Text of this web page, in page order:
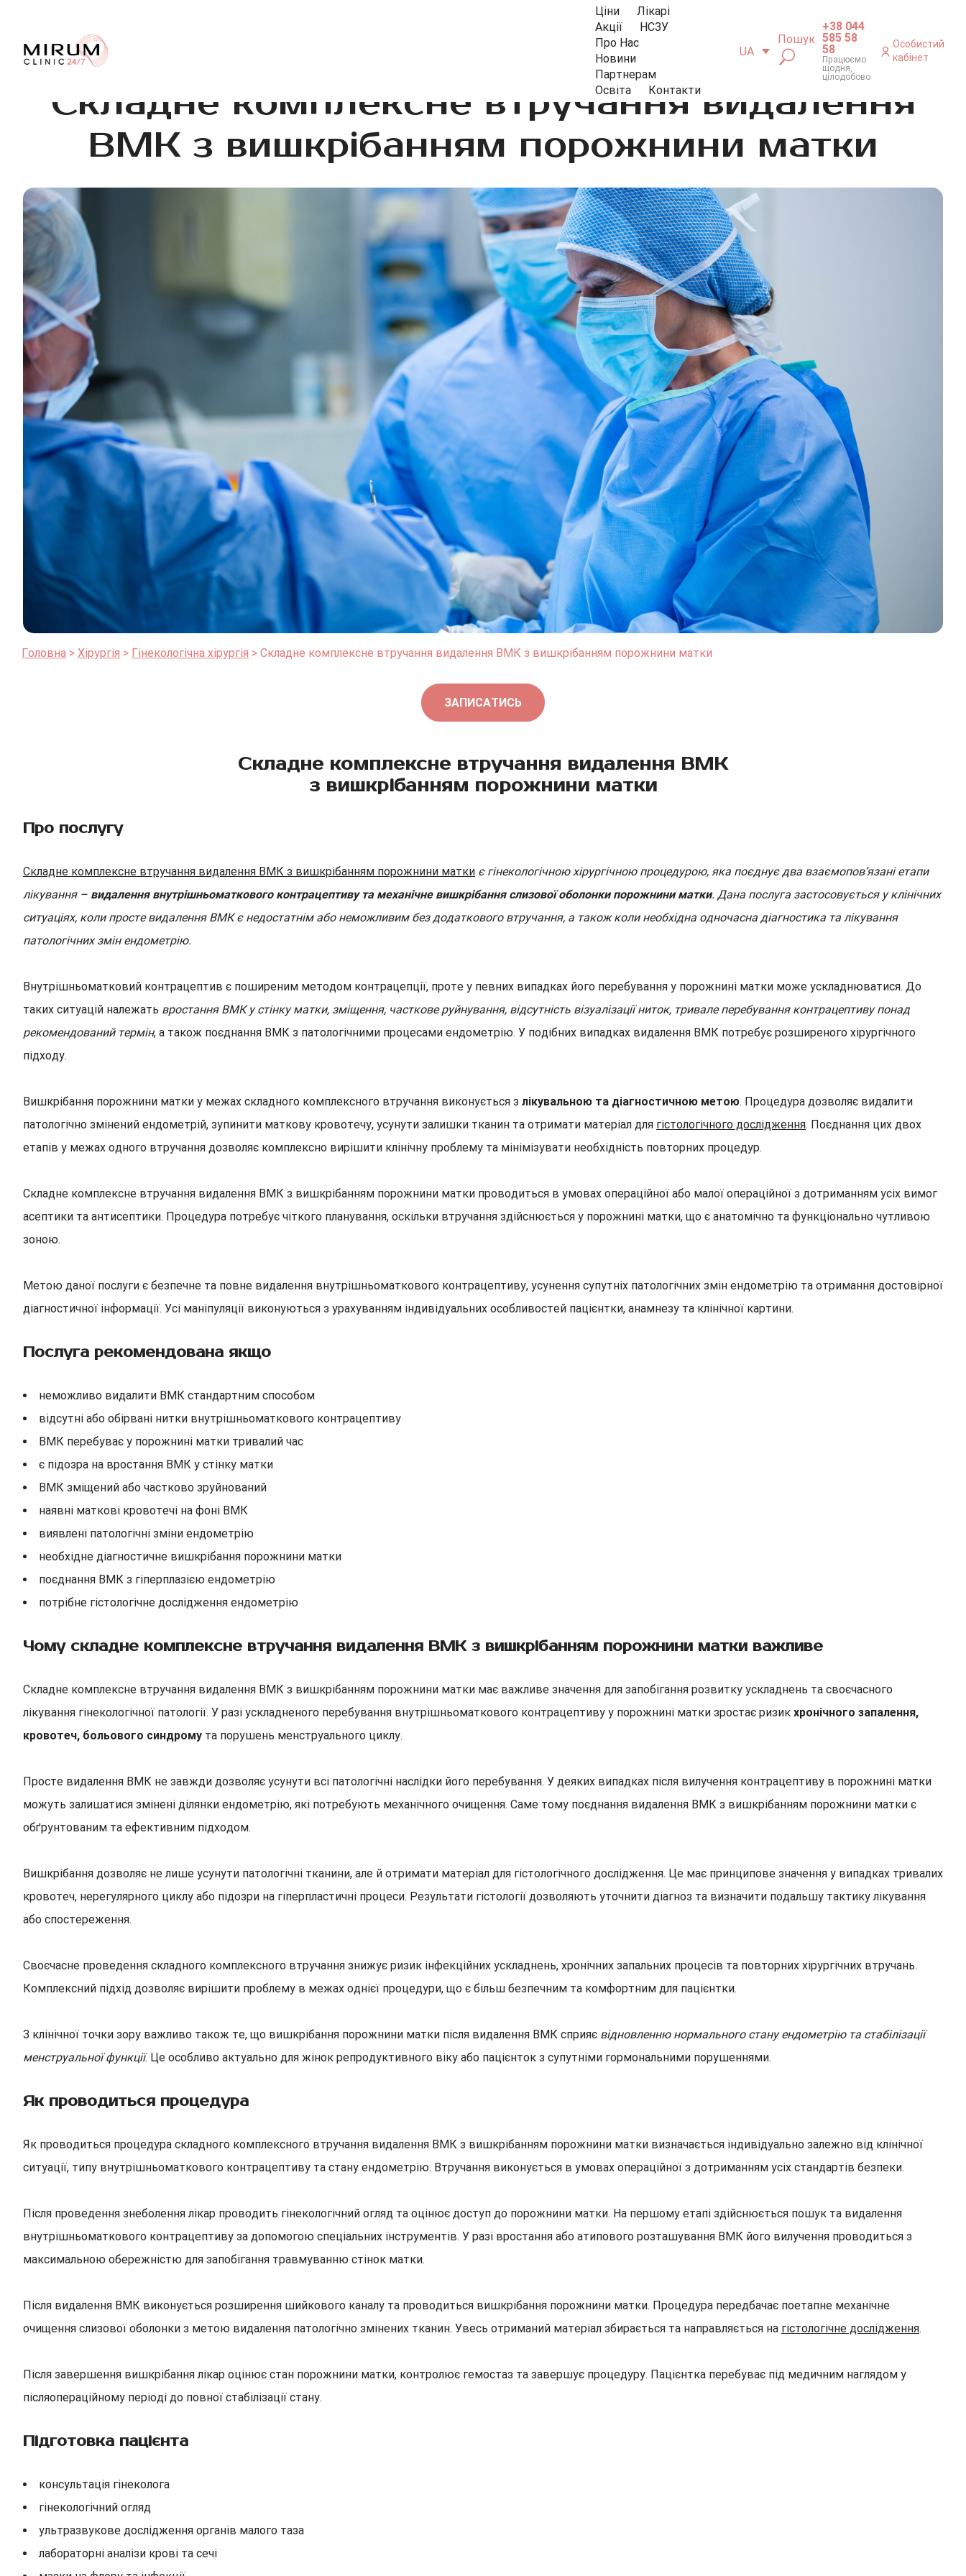
Ціни
Лікарі
Акції
НСЗУ
Про Нас
Новини
Партнерам
Освіта
Контакти
UA
Пошук
+38 044
585 58
58
Працюємо
щодня,
цілодобово
Особистий
кабінет
Складне комплексне втручання видалення
ВМК з вишкрібанням порожнини матки
Головна Хірургія Гінекологічна хірургія Складне комплексне втручання видалення ВМК з вишкрібанням порожнини матки
ЗАПИСАТИСЬ
Складне комплексне втручання видалення ВМК
з вишкрібанням порожнини матки
Про послугу
Складне комплексне втручання видалення ВМК з вишкрібанням порожнини матки є гінекологічною хірургічною процедурою, яка поєднує два взаємопов’язані етапи
лікування – видалення внутрішньоматкового контрацептиву та механічне вишкрібання слизової оболонки порожнини матки. Дана послуга застосовується у клінічних
ситуаціях, коли просте видалення ВМК є недостатнім або неможливим без додаткового втручання, а також коли необхідна одночасна діагностика та лікування
патологічних змін ендометрію.
Внутрішньоматковий контрацептив є поширеним методом контрацепції, проте у певних випадках його перебування у порожнині матки може ускладнюватися. До
таких ситуацій належать вростання ВМК у стінку матки, зміщення, часткове руйнування, відсутність візуалізації ниток, тривале перебування контрацептиву понад
рекомендований термін, а також поєднання ВМК з патологічними процесами ендометрію. У подібних випадках видалення ВМК потребує розширеного хірургічного
підходу.
Вишкрібання порожнини матки у межах складного комплексного втручання виконується з лікувальною та діагностичною метою. Процедура дозволяє видалити
патологічно змінений ендометрій, зупинити маткову кровотечу, усунути залишки тканин та отримати матеріал для гістологічного дослідження. Поєднання цих двох
етапів у межах одного втручання дозволяє комплексно вирішити клінічну проблему та мінімізувати необхідність повторних процедур.
Складне комплексне втручання видалення ВМК з вишкрібанням порожнини матки проводиться в умовах операційної або малої операційної з дотриманням усіх вимог
асептики та антисептики. Процедура потребує чіткого планування, оскільки втручання здійснюється у порожнині матки, що є анатомічно та функціонально чутливою
зоною.
Метою даної послуги є безпечне та повне видалення внутрішньоматкового контрацептиву, усунення супутніх патологічних змін ендометрію та отримання достовірної
діагностичної інформації. Усі маніпуляції виконуються з урахуванням індивідуальних особливостей пацієнтки, анамнезу та клінічної картини.
Послуга рекомендована якщо
неможливо видалити ВМК стандартним способом
відсутні або обірвані нитки внутрішньоматкового контрацептиву
ВМК перебуває у порожнині матки тривалий час
є підозра на вростання ВМК у стінку матки
ВМК зміщений або частково зруйнований
наявні маткові кровотечі на фоні ВМК
виявлені патологічні зміни ендометрію
необхідне діагностичне вишкрібання порожнини матки
поєднання ВМК з гіперплазією ендометрію
потрібне гістологічне дослідження ендометрію
Чому складне комплексне втручання видалення ВМК з вишкрібанням порожнини матки важливе
Складне комплексне втручання видалення ВМК з вишкрібанням порожнини матки має важливе значення для запобігання розвитку ускладнень та своєчасного
лікування гінекологічної патології. У разі ускладненого перебування внутрішньоматкового контрацептиву у порожнині матки зростає ризик хронічного запалення,
кровотеч, больового синдрому та порушень менструального циклу.
Просте видалення ВМК не завжди дозволяє усунути всі патологічні наслідки його перебування. У деяких випадках після вилучення контрацептиву в порожнині матки
можуть залишатися змінені ділянки ендометрію, які потребують механічного очищення. Саме тому поєднання видалення ВМК з вишкрібанням порожнини матки є
обґрунтованим та ефективним підходом.
Вишкрібання дозволяє не лише усунути патологічні тканини, але й отримати матеріал для гістологічного дослідження. Це має принципове значення у випадках тривалих
кровотеч, нерегулярного циклу або підозри на гіперпластичні процеси. Результати гістології дозволяють уточнити діагноз та визначити подальшу тактику лікування
або спостереження.
Своєчасне проведення складного комплексного втручання знижує ризик інфекційних ускладнень, хронічних запальних процесів та повторних хірургічних втручань.
Комплексний підхід дозволяє вирішити проблему в межах однієї процедури, що є більш безпечним та комфортним для пацієнтки.
З клінічної точки зору важливо також те, що вишкрібання порожнини матки після видалення ВМК сприяє відновленню нормального стану ендометрію та стабілізації
менструальної функції. Це особливо актуально для жінок репродуктивного віку або пацієнток з супутніми гормональними порушеннями.
Як проводиться процедура
Як проводиться процедура складного комплексного втручання видалення ВМК з вишкрібанням порожнини матки визначається індивідуально залежно від клінічної
ситуації, типу внутрішньоматкового контрацептиву та стану ендометрію. Втручання виконується в умовах операційної з дотриманням усіх стандартів безпеки.
Після проведення знеболення лікар проводить гінекологічний огляд та оцінює доступ до порожнини матки. На першому етапі здійснюється пошук та видалення
внутрішньоматкового контрацептиву за допомогою спеціальних інструментів. У разі вростання або атипового розташування ВМК його вилучення проводиться з
максимальною обережністю для запобігання травмуванню стінок матки.
Після видалення ВМК виконується розширення шийкового каналу та проводиться вишкрібання порожнини матки. Процедура передбачає поетапне механічне
очищення слизової оболонки з метою видалення патологічно змінених тканин. Увесь отриманий матеріал збирається та направляється на гістологічне дослідження.
Після завершення вишкрібання лікар оцінює стан порожнини матки, контролює гемостаз та завершує процедуру. Пацієнтка перебуває під медичним наглядом у
післяопераційному періоді до повної стабілізації стану.
Підготовка пацієнта
консультація гінеколога
гінекологічний огляд
ультразвукове дослідження органів малого таза
лабораторні аналізи крові та сечі